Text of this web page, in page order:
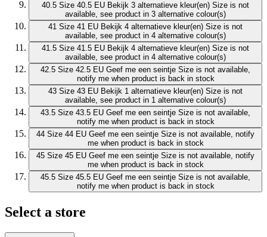
40.5 Size 40.5 EU Bekijk 3 alternatieve kleur(en) Size is not
available, see product in 3 alternative colour(s)
41 Size 41 EU Bekijk 4 alternatieve kleur(en) Size is not
available, see product in 4 alternative colour(s)
41.5 Size 41.5 EU Bekijk 4 alternatieve kleur(en) Size is not
available, see product in 4 alternative colour(s)
42.5 Size 42.5 EU Geef me een seintje Size is not available,
notify me when product is back in stock
43 Size 43 EU Bekijk 1 alternatieve kleur(en) Size is not
available, see product in 1 alternative colour(s)
43.5 Size 43.5 EU Geef me een seintje Size is not available,
notify me when product is back in stock
44 Size 44 EU Geef me een seintje Size is not available, notify
me when product is back in stock
45 Size 45 EU Geef me een seintje Size is not available, notify
me when product is back in stock
45.5 Size 45.5 EU Geef me een seintje Size is not available,
notify me when product is back in stock
Select a store